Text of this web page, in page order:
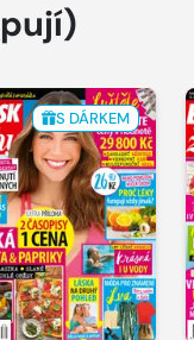
S DÁRKEM